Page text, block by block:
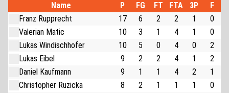
Name P FG FT FTA 3P
F
Franz Rupprecht
17 6 2 2 1
0
Valerian Matic
10 3 1 4 1
0
Lukas Windischhofer
10 5 0 4 0
2
Lukas Eibel
9 2 2 4 1
2
Daniel Kaufmann
9 1 1 4 2
1
Christopher Ruzicka
8 2 1 1 1
0